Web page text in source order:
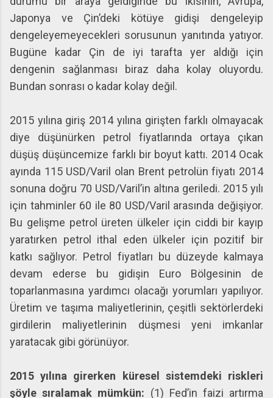
Japonya ve Çin’deki kötüye gidişi dengeleyip
dengeleyemeyecekleri sorusunun yanıtında yatıyor.
Bugüne kadar Çin de iyi tarafta yer aldığı için
dengenin sağlanması biraz daha kolay oluyordu.
Bundan sonrası o kadar kolay değil.
2015 yılına giriş 2014 yılına girişten farklı olmayacak
diye düşünürken petrol fiyatlarında ortaya çıkan
düşüş düşüncemize farklı bir boyut kattı. 2014 Ocak
ayında 115 USD/Varil olan Brent petrolün fiyatı 2014
sonuna doğru 70 USD/Varil’in altına geriledi. 2015 yılı
için tahminler 60 ile 80 USD/Varil arasında değişiyor.
Bu gelişme petrol üreten ülkeler için ciddi bir kayıp
yaratırken petrol ithal eden ülkeler için pozitif bir
katkı sağlıyor. Petrol fiyatları bu düzeyde kalmaya
devam ederse bu gidişin Euro Bölgesinin de
toparlanmasına yardımcı olacağı yorumları yapılıyor.
Üretim ve taşıma maliyetlerinin, çeşitli sektörlerdeki
girdilerin maliyetlerinin düşmesi yeni imkanlar
yaratacak gibi görünüyor.
2015 yılına girerken küresel sistemdeki riskleri
şöyle sıralamak mümkün: (1) Fed’in faizi artırma